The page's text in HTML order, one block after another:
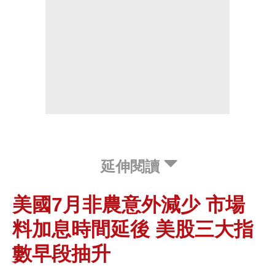
延伸閱讀
美國7月非農意外減少 市場
料加息時間延後 美股三大指
數早段抽升